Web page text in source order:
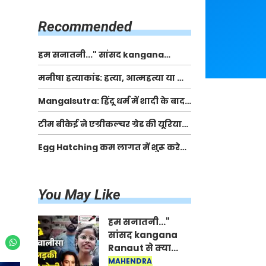
Recommended
हम सनातनी..." सांसद kangana
Ranaut से क्या बोली लड़की? Viral
Jantar-Mantar | CJP protest
मनीषा हत्याकांड: हत्या, आत्महत्या या कोई बड़ा राज?
| Full Story | Josh Haryana
Mangalsutra: हिंदू धर्म में शादी के बाद
मंगलसूत्र क्यों पहनती है महिलाएं, किसने
शुरु की ये परंपरा
टीम बीकेई ने एग्रीकल्चर ग्रेड की यूरिया
खाद गट्टों में बदलकर टेक्निकल ग्रेड में
बेचने वालों पर करवाई कार्रवाई:
Egg Hatching कम लागत में शुरू करे
You May Like
हम सनातनी..."
सांसद kangana
Ranaut से क्या
बोली लड़की? Viral
MAHENDRA